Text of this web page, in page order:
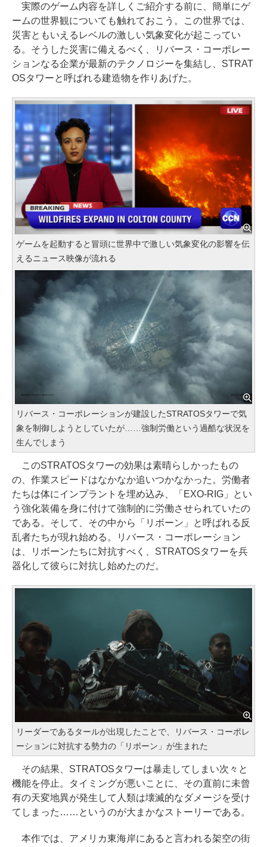
実際のゲーム内容を詳しくご紹介する前に、簡単にゲ
ームの世界観についても触れておこう。この世界では、
災害ともいえるレベルの激しい気象変化が起こってい
る。そうした災害に備えるべく、リバース・コーポレー
ションなる企業が最新のテクノロジーを集結し、STRAT
OSタワーと呼ばれる建造物を作りあげた。
ゲームを起動すると冒頭に世界中で激しい気象変化の影響を伝
えるニュース映像が流れる
リバース・コーポレーションが建設したSTRATOSタワーで気
象を制御しようとしていたが……強制労働という過酷な状況を
生んでしまう
このSTRATOSタワーの効果は素晴らしかったもの
の、作業スピードはなかなか追いつかなかった。労働者
たちは体にインプラントを埋め込み、「EXO-RIG」とい
う強化装備を身に付けて強制的に労働させられていたの
である。そして、その中から「リボーン」と呼ばれる反
乱者たちが現れ始める。リバース・コーポレーション
は、リボーンたちに対抗すべく、STRATOSタワーを兵
器化して彼らに対抗し始めたのだ。
リーダーであるタールが出現したことで、リバース・コーポレ
ーションに対抗する勢力の「リボーン」が生まれた
その結果、STRATOSタワーは暴走してしまい次々と
機能を停止。タイミングが悪いことに、その直前に未曾
有の天変地異が発生して人類は壊滅的なダメージを受け
てしまった……というのが大まかなストーリーである。
本作では、アメリカ東海岸にあると言われる架空の街